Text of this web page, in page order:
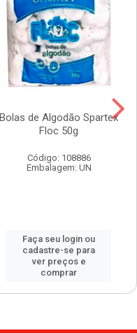
Bolas de Algodão Spartex
Floc 50g
Código: 108886
Embalagem: UN
Faça seu login ou
cadastre-se para
ver preços e
comprar